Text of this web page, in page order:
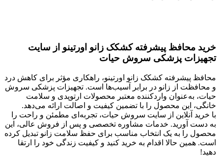
خرید محافظ پیشرفته کشکک زانو اورتینو از سایت
تجهیزات پزشکی سروش حیات
محافظ پیشرفته کشکک زانو اورتینو، راهکاری مؤثر برای کاهش درد
و محافظت از زانو در برابر آسیب‌ها است. تجهیزات پزشکی سروش
حیات، به‌عنوان واردکننده معتبر محصولات ارتوپدی و سلامت
خانگی، این محصول را با تضمین کیفیت و اصالت ارائه می‌دهد.
با خرید آنلاین از سایت سروش حیات، تجربه‌ای مطمئن و راحت را
به دست آورید. خدمات مشاوره تخصصی و پس از فروش عالی، این
محصول را به یک انتخاب مناسب برای حفظ سلامت زانو تبدیل کرده
است. همین حالا اقدام به خرید کنید و کیفیت زندگی خود را ارتقا
دهید!